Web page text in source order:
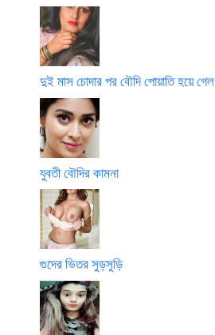
দুই মাস চোদার পর বৌদি পোয়াতি হয়ে গেল
যুবতী বৌদির কামনা
গুদের ভিতর সুড়সুড়ি